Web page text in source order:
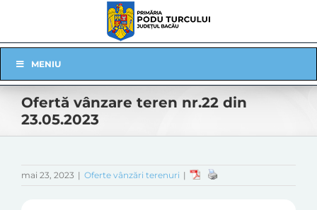
Navigation
MENIU
Ofertă vânzare teren nr.22 din
23.05.2023
mai 23, 2023 | Oferte vânzări terenuri |